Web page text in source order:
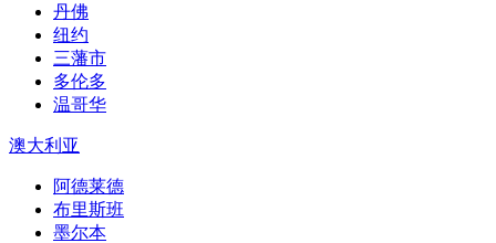
丹佛
纽约
三藩市
多伦多
温哥华
澳大利亚
阿德莱德
布里斯班
墨尔本